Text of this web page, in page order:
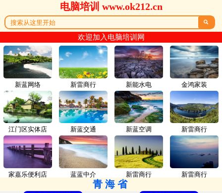
电脑培训 www.ok212.cn

欢迎加入电脑培训网
新蓝网络 新雷商行
江门区实体店 新蓝交通
家嘉乐便利店 蓝蓝中介
新能水电 金鸿家装
新蓝空调 新雷商行
新雷商行 新雷商行
青海省